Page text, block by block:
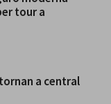
tour a
a central